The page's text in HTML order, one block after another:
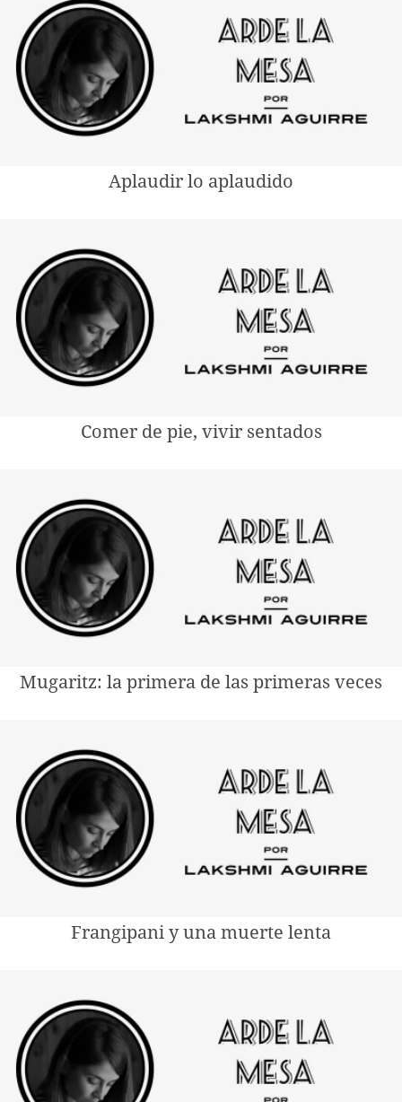
Aplaudir lo aplaudido
Comer de pie, vivir sentados
Mugaritz: la primera de las primeras veces
Frangipani y una muerte lenta